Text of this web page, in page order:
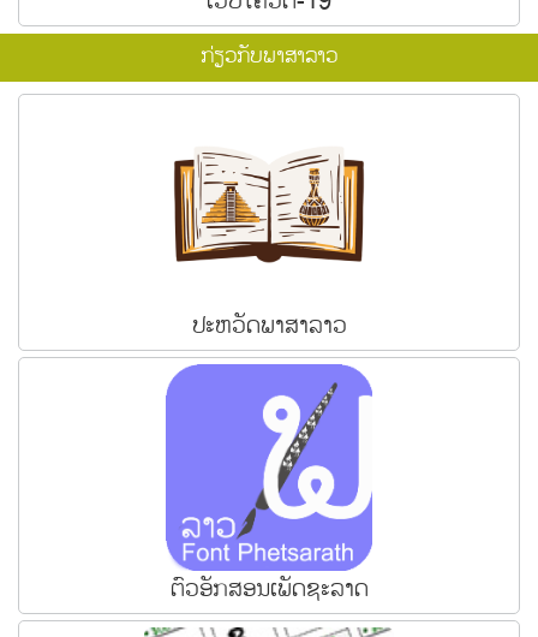
ກ່ຽວກັບພາສາລາວ
ປະຫວັດພາສາລາວ
ຕົວອັກສອນເພັດຊະລາດ